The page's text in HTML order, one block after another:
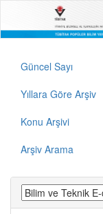
Güncel Sayı
Yıllara Göre Arşiv
Konu Arşivi
Arşiv Arama